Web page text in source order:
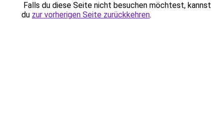
Falls du diese Seite nicht besuchen möchtest, kannst
du zur vorherigen Seite zurückkehren.